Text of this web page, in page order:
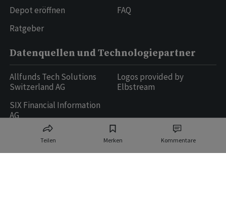
Teilen Merken Kommentare
Depot eröffnen
Ratgeber
FAQ
Datenquellen und Technologiepartner
Allfunds Tech Solutions
Switzerland AG
SIX Financial Information
AG
Logos provided by
Elbstream
Ringier AG | Ringier Medien Schweiz